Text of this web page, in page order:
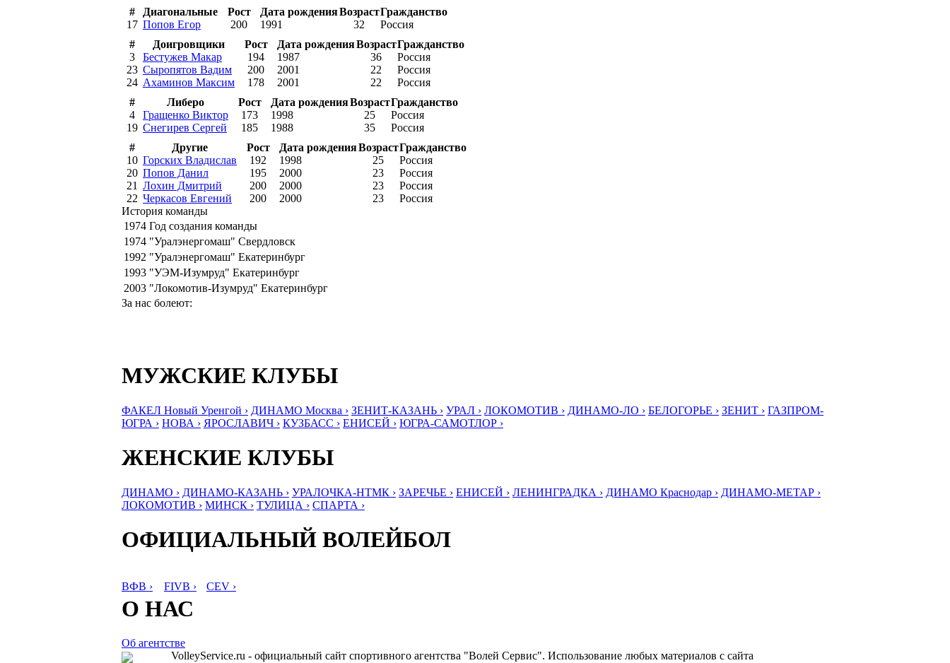
#
Диагональные Рост Дата рожденияВозрастГражданство
17 Попов Егор 200 1991 32
Россия
#
Доигровщики Рост Дата рожденияВозрастГражданство
3
Бестужев Макар 194 1987 36
Россия
23 Сыропятов Вадим 200 2001 22
Россия
24 Ахаминов Максим 178 2001 22
Россия
#
Либеро Рост Дата рожденияВозрастГражданство
4
Гращенко Виктор 173 1998 25
Россия
19 Снегирев Сергей 185 1988 35
Россия
#
Другие Рост Дата рожденияВозрастГражданство
10 Горских Владислав 192 1998 25
Россия
20 Попов Данил 195 2000 23
Россия
21 Лохин Дмитрий 200 2000 23
Россия
22 Черкасов Евгений 200 2000 23
Россия
История команды
1974 Год создания команды
1974 "Уралэнергомаш" Свердловск
1992 "Уралэнергомаш" Екатеринбург
1993 "УЭМ-Изумруд" Екатеринбург
2003 "Локомотив-Изумруд" Екатеринбург
За нас болеют:
МУЖСКИЕ КЛУБЫ
ФАКЕЛ Новый Уренгой › ДИНАМО Москва › ЗЕНИТ-КАЗАНЬ › УРАЛ › ЛОКОМОТИВ › ДИНАМО-ЛО › БЕЛОГОРЬЕ › ЗЕНИТ › ГАЗПРОМ-
ЮГРА › НОВА › ЯРОСЛАВИЧ › КУЗБАСС › ЕНИСЕЙ › ЮГРА-САМОТЛОР ›
ЖЕНСКИЕ КЛУБЫ
ДИНАМО › ДИНАМО-КАЗАНЬ › УРАЛОЧКА-НТМК › ЗАРЕЧЬЕ › ЕНИСЕЙ › ЛЕНИНГРАДКА › ДИНАМО Краснодар › ДИНАМО-МЕТАР ›
ЛОКОМОТИВ › МИНСК › ТУЛИЦА › СПАРТА ›
ОФИЦИАЛЬНЫЙ ВОЛЕЙБОЛ
ВФВ › FIVB › CEV ›
О НАС
Об агентстве
VolleyService.ru - официальный сайт спортивного агентства "Волей Сервис". Использование любых материалов с сайта